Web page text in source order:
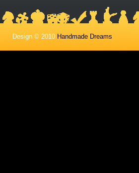
Design © 2010 Handmade Dreams